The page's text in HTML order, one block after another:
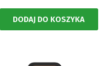
DODAJ DO KOSZYKA